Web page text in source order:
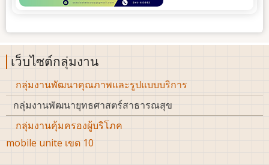
เว็บไซต์กลุ่มงาน
กลุ่มงานพัฒนาคุณภาพและรูปแบบบริการ
กลุ่มงานพัฒนายุทธศาสตร์สาธารณสุข
กลุ่มงานคุ้มครองผู้บริโภค
mobile unite เขต 10